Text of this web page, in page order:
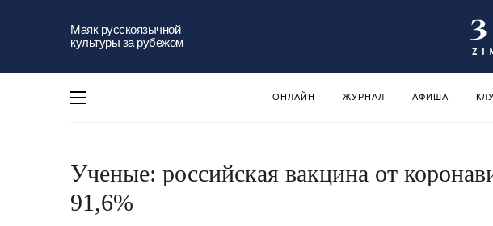
Маяк русскоязычной
культуры за рубежом
ОНЛАЙН ЖУРНАЛ АФИША
Ученые: российская вакцина от
91,6%